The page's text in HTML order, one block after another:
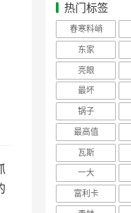
热门标签
春寒料峭
东家
亮眼
最坏
锅子
最高值
瓦斯
一大
富利卡